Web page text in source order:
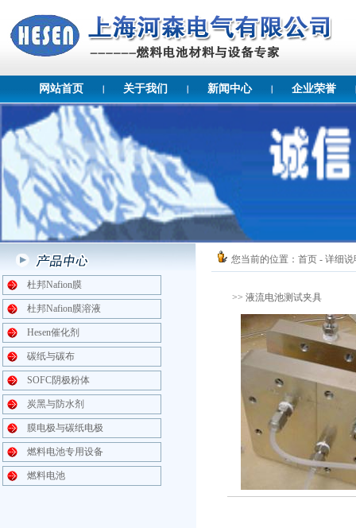
网站首页 关于我们 新闻中心 企业荣誉
杜邦Nafion膜
杜邦Nafion膜溶液
Hesen催化剂
碳纸与碳布
SOFC阴极粉体
炭黑与防水剂
膜电极与碳纸电极
燃料电池专用设备
燃料电池
您当前的位置： 首页 - 详细说
>> 液流电池测试夹具